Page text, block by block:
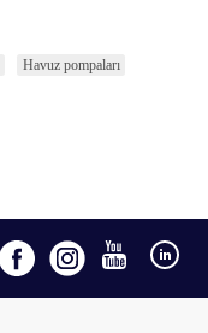
Havuz pompaları